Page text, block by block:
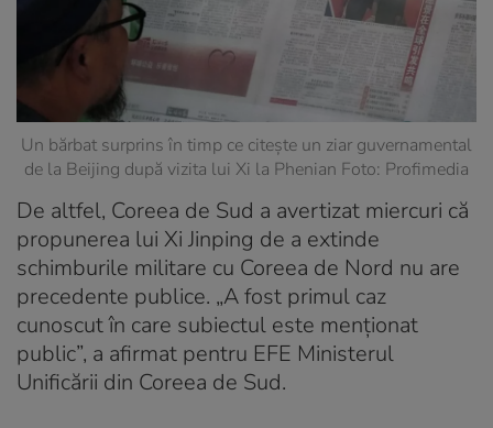
Un bărbat surprins în timp ce citește un ziar guvernamental
de la Beijing după vizita lui Xi la Phenian Foto: Profimedia
De altfel, Coreea de Sud a avertizat miercuri că
propunerea lui Xi Jinping de a extinde
schimburile militare cu Coreea de Nord nu are
precedente publice. „A fost primul caz
cunoscut în care subiectul este menționat
public”, a afirmat pentru EFE Ministerul
Unificării din Coreea de Sud.